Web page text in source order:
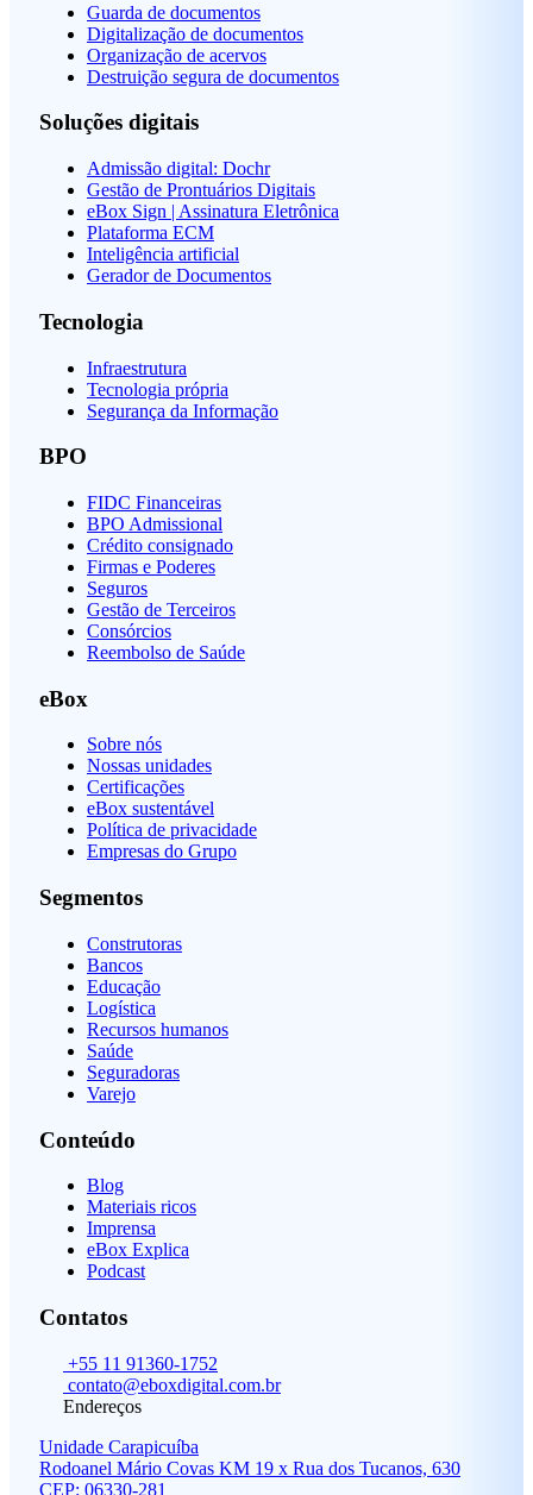
Guarda de documentos
Digitalização de documentos
Organização de acervos
Destruição segura de documentos
Soluções digitais
Admissão digital: Dochr
Gestão de Prontuários Digitais
eBox Sign | Assinatura Eletrônica
Plataforma ECM
Inteligência artificial
Gerador de Documentos
Tecnologia
Infraestrutura
Tecnologia própria
Segurança da Informação
BPO
FIDC Financeiras
BPO Admissional
Crédito consignado
Firmas e Poderes
Seguros
Gestão de Terceiros
Consórcios
Reembolso de Saúde
eBox
Sobre nós
Nossas unidades
Certificações
eBox sustentável
Política de privacidade
Empresas do Grupo
Segmentos
Construtoras
Bancos
Educação
Logística
Recursos humanos
Saúde
Seguradoras
Varejo
Conteúdo
Blog
Materiais ricos
Imprensa
eBox Explica
Podcast
Contatos
+55 11 91360-1752
contato@eboxdigital.com.br
Endereços
Unidade Carapicuíba
Rodoanel Mário Covas KM 19 x Rua dos Tucanos, 630
CEP: 06330-281